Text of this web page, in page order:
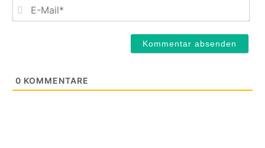
E-
0 KOMMENTARE